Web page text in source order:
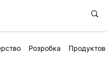
Розробка